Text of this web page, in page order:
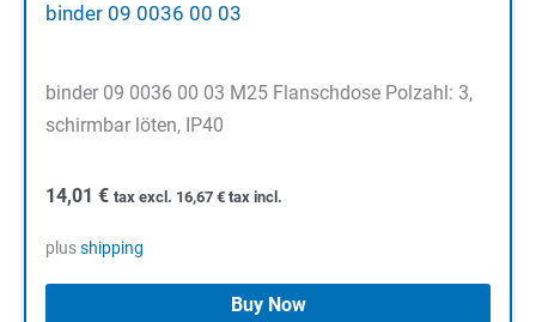
binder 09 0036 00 03
binder 09 0036 00 03 M25 Flanschdose Polzahl: 3,
schirmbar löten, IP40
14,01 € tax excl. 16,67 € tax incl.
plusshipping
Buy Now